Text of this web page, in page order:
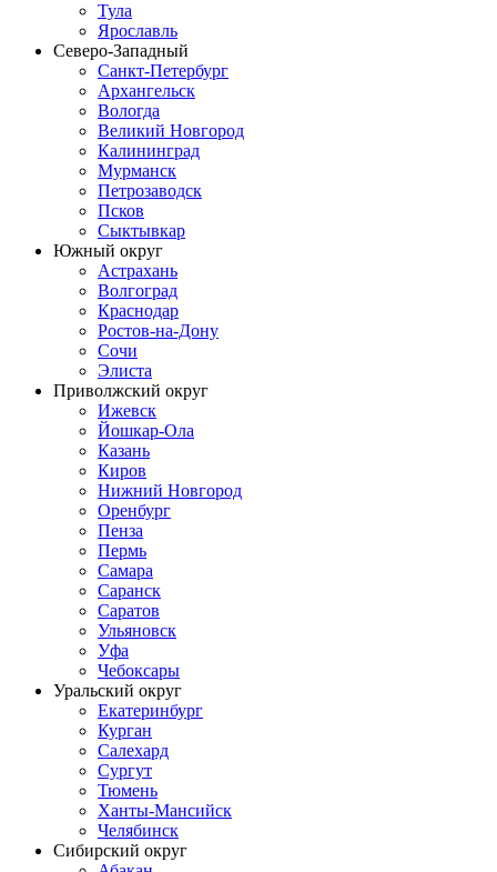
Тула
Ярославль
Северо-Западный
Санкт-Петербург
Архангельск
Вологда
Великий Новгород
Калининград
Мурманск
Петрозаводск
Псков
Сыктывкар
Южный округ
Астрахань
Волгоград
Краснодар
Ростов-на-Дону
Сочи
Элиста
Приволжский округ
Ижевск
Йошкар-Ола
Казань
Киров
Нижний Новгород
Оренбург
Пенза
Пермь
Самара
Саранск
Саратов
Ульяновск
Уфа
Чебоксары
Уральский округ
Екатеринбург
Курган
Салехард
Сургут
Тюмень
Ханты-Мансийск
Челябинск
Сибирский округ